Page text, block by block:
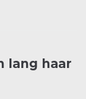
lang haar